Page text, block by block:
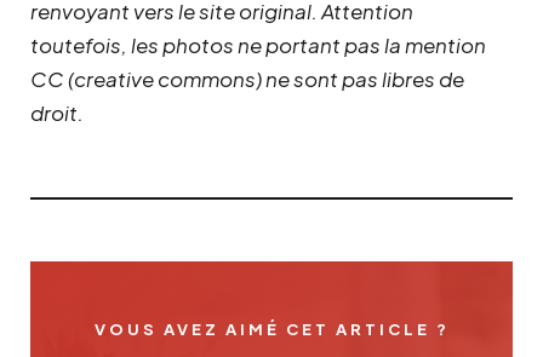
renvoyant vers le site original. Attention
toutefois, les photos ne portant pas la mention
CC (creative commons) ne sont pas libres de
droit.
VOUS AVEZ AIMÉ CET ARTICLE ?